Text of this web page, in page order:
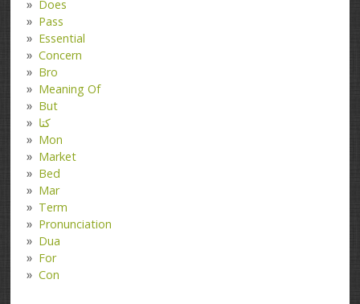
Does
Pass
Essential
Concern
Bro
Meaning Of
But
کتا
Mon
Market
Bed
Mar
Term
Pronunciation
Dua
For
Con